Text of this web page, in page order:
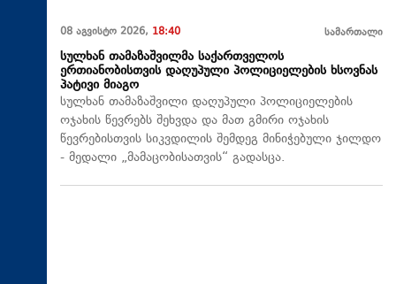
08 აგვისტო 2026, 18:40 სამართალი
სულხან თამაზაშვილმა საქართველოს
ერთიანობისთვის დაღუპული პოლიციელების ხსოვნას
პატივი მიაგო
სულხან თამაზაშვილი დაღუპული პოლიციელების
ოჯახის წევრებს შეხვდა და მათ გმირი ოჯახის
წევრებისთვის სიკვდილის შემდეგ მინიჭებული ჯილდო
- მედალი „მამაცობისათვის“ გადასცა.